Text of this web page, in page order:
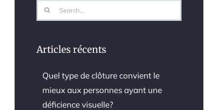
Search
for:
Articles récents
Quel type de clôture convient le
mieux aux personnes ayant une
déficience visuelle?